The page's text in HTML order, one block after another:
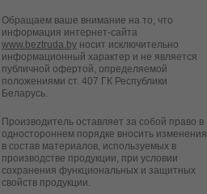
Обращаем ваше внимание на то, что
информация интернет-сайта
www.beztruda.by носит исключительно
информационный характер и не является
публичной офертой, определяемой
положениями ст. 407 ГК Республики
Беларусь.
Производитель оставляет за собой право в
одностороннем порядке вносить изменения
в состав материалов, используемых в
производстве продукции, при условии
сохранения функциональных и защитных
свойств продукции.